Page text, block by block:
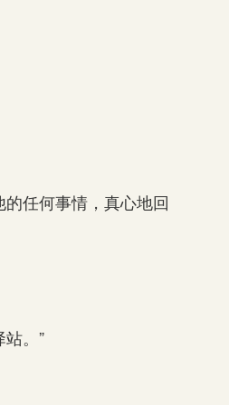
任何事情，真心地回
。”